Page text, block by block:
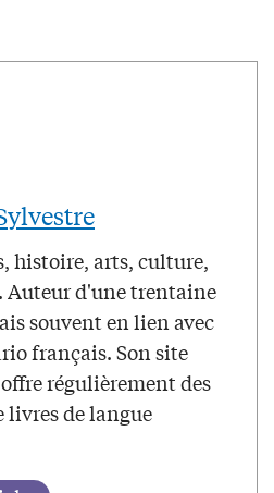
histoire, arts, culture,
Auteur d'une trentaine
souvent en lien avec
français. Son site
régulièrement des
livres de langue